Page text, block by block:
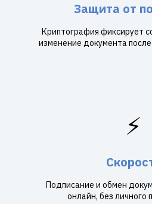
Защита от
Криптография фиксирует
изменение документа
⚡
Подписание и обмен
онлайн, без личного